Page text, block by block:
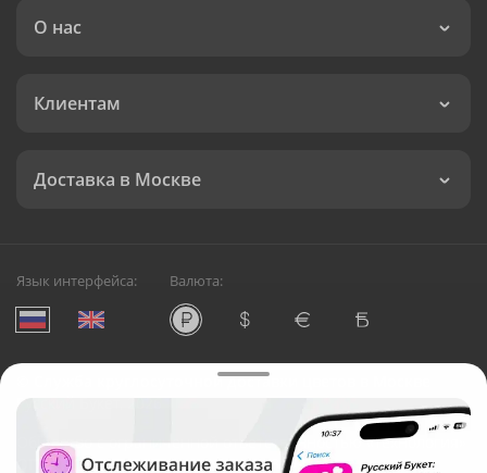
О нас
Клиентам
Доставка в Москве
Язык интерфейса: Валюта:
Служба круглосуточной доставки цветов в Москве
Русский Букет, 2026
Общество с ограниченной ответственностью «Технология»
ОГРН: 1195476081745, ИНН: 5410081997